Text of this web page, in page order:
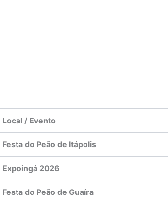
Local / Evento
Festa do Peão de Itápolis
Expoingá 2026
Festa do Peão de Guaíra